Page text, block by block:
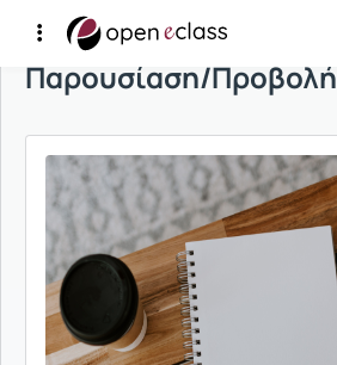
Παρουσίαση/Προβολή